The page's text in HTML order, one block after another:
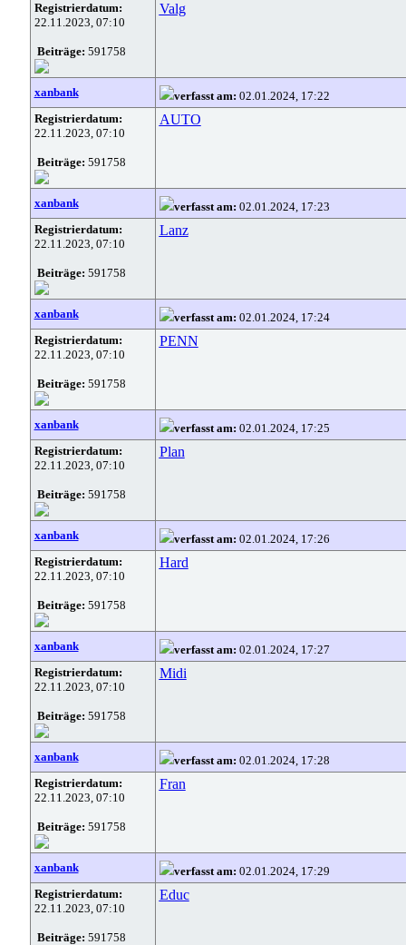
Registrierdatum:
22.11.2023, 07:10
Beiträge: 591758
Valg
xanbank verfasst am: 02.01.2024, 17:22
Registrierdatum:
22.11.2023, 07:10
Beiträge: 591758
AUTO
xanbank verfasst am: 02.01.2024, 17:23
Registrierdatum:
22.11.2023, 07:10
Beiträge: 591758
Lanz
xanbank verfasst am: 02.01.2024, 17:24
Registrierdatum:
22.11.2023, 07:10
Beiträge: 591758
PENN
xanbank verfasst am: 02.01.2024, 17:25
Registrierdatum:
22.11.2023, 07:10
Beiträge: 591758
Plan
xanbank verfasst am: 02.01.2024, 17:26
Registrierdatum:
22.11.2023, 07:10
Beiträge: 591758
Hard
xanbank verfasst am: 02.01.2024, 17:27
Registrierdatum:
22.11.2023, 07:10
Beiträge: 591758
Midi
xanbank verfasst am: 02.01.2024, 17:28
Registrierdatum:
22.11.2023, 07:10
Beiträge: 591758
Fran
xanbank verfasst am: 02.01.2024, 17:29
Registrierdatum:
22.11.2023, 07:10
Beiträge: 591758
Educ